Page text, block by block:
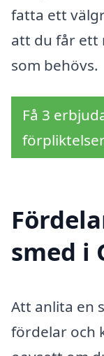
fatta ett
att du får ett
som behövs.
Få 3
smed i
Att anlita en
fördelar och